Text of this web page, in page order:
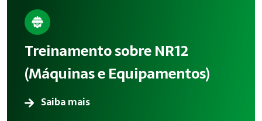
Treinamento sobre NR12
(Máquinas e Equipamentos)
Saiba mais